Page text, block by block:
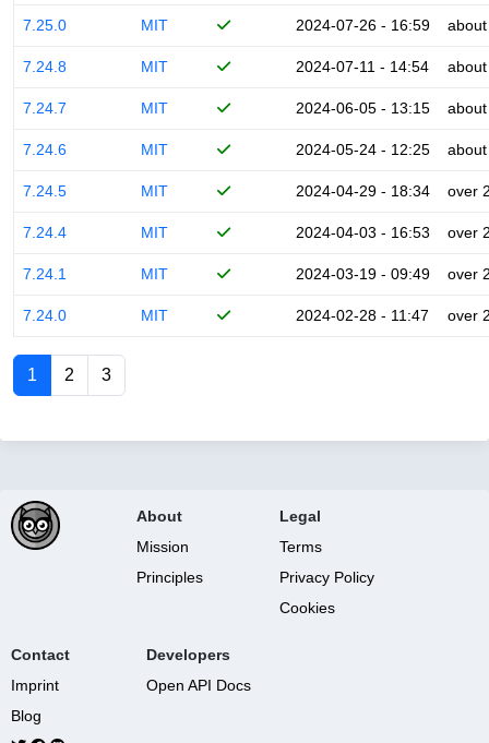
7.25.0 MIT 2024-07-26 - 16:59
7.24.8 MIT 2024-07-11 - 14:54
7.24.7 MIT 2024-06-05 - 13:15
7.24.6 MIT 2024-05-24 - 12:25
7.24.5 MIT 2024-04-29 - 18:34 over
7.24.4 MIT 2024-04-03 - 16:53 over
7.24.1 MIT 2024-03-19 - 09:49 over
7.24.0 MIT 2024-02-28 - 11:47 over
1 2 3
About
Mission
Principles
Legal
Terms
Privacy Policy
Cookies
Contact
Imprint
Blog
Developers
Open API Docs